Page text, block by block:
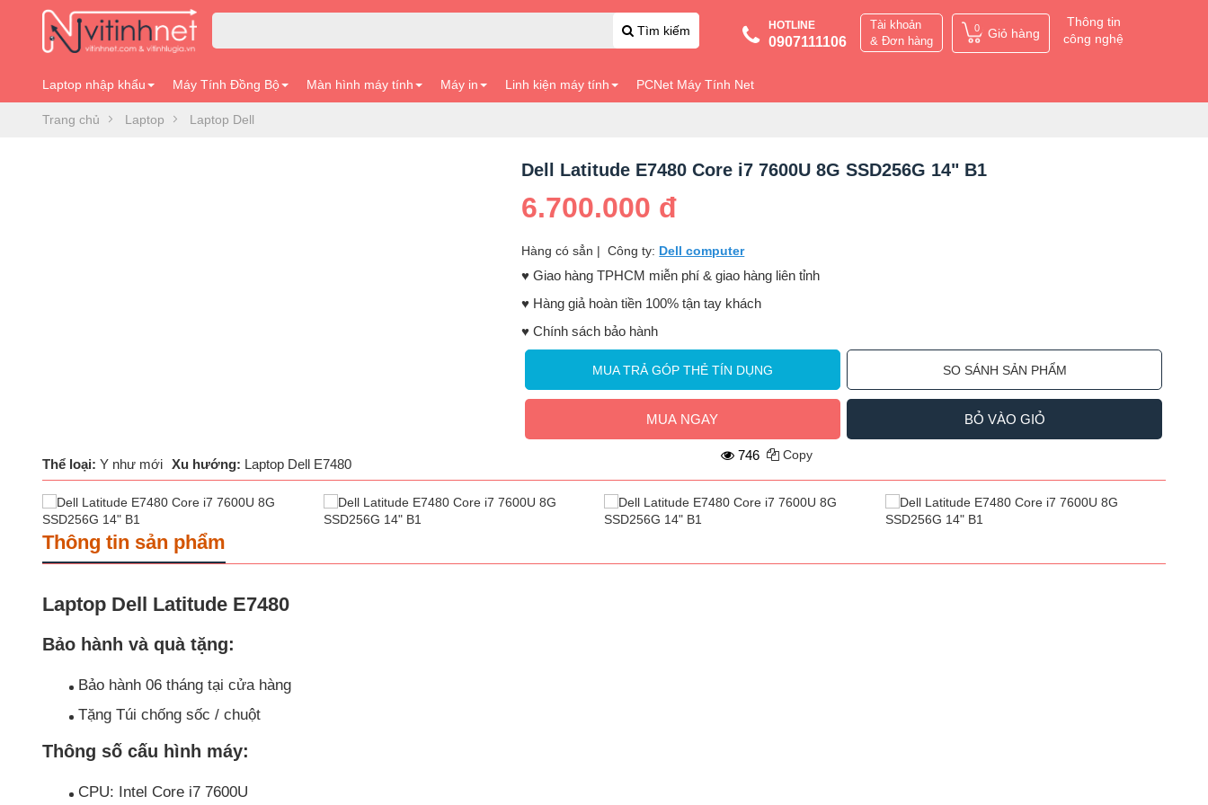
Tìm kiếm HOTLINE
0907111106
Tài khoản
& Đơn hàng
0 Giỏ hàng
Thông tin
công nghệ
Laptop nhập khẩu Máy Tính Đồng Bộ Màn hình máy tính Máy in Linh kiện máy tính PCNet Máy Tính Net
Trang chủ Laptop Laptop Dell
Dell Latitude E7480 Core i7 7600U 8G SSD256G 14" B1
6.700.000 đ
Hàng có sẳn |Công ty: Dell computer
♥️ Giao hàng TPHCM miễn phí & giao hàng liên tỉnh
♥️ Hàng giả hoàn tiền 100% tận tay khách
♥️ Chính sách bảo hành
MUA TRẢ GÓP THẺ TÍN DỤNG SO SÁNH SẢN PHẨM
MUA NGAY BỎ VÀO GIỎ
Thể loại: Y như mới Xu hướng: Laptop Dell E7480
746 Copy
Thông tin sản phẩm
Laptop Dell Latitude E7480
Bảo hành và quà tặng:
Bảo hành 06 tháng tại cửa hàng
Tặng Túi chống sốc / chuột
Thông số cấu hình máy:
CPU: Intel Core i7 7600U